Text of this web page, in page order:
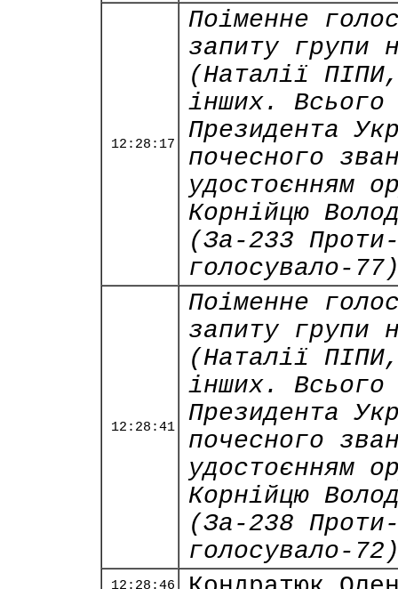
12:28:17
Поіменне
запиту групи
(Наталії
інших.
Президента
почесного
удостоєнням
Корнійцю
(За-233
голосувало-
12:28:41
Поіменне
запиту групи
(Наталії
інших.
Президента
почесного
удостоєнням
Корнійцю
(За-238
голосувало-
12:28:46